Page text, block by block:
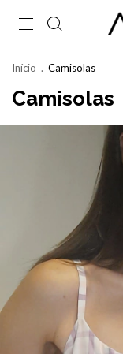
Início . Camisolas
Camisolas